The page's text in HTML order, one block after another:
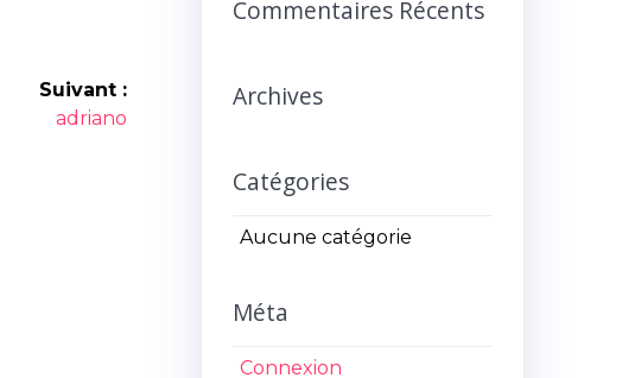
Suivant :
Article
adriano
Commentaires Récents
Archives
Catégories
Aucune catégorie
Méta
Connexion